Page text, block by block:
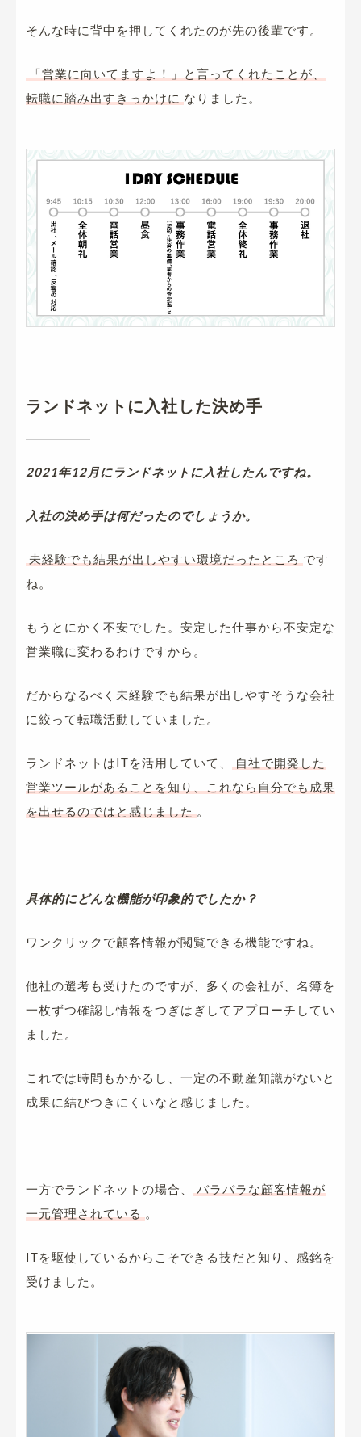
そんな時に背中を押してくれたのが先の後輩です。
「営業に向いてますよ！」と言ってくれたことが、
転職に踏み出すきっかけに なりました。
ランドネットに入社した決め手
2021年12月にランドネットに入社したんですね。
入社の決め手は何だったのでしょうか。
未経験でも結果が出しやすい環境だったところ です
ね。
もうとにかく不安でした。安定した仕事から不安定な
営業職に変わるわけですから。
だからなるべく未経験でも結果が出しやすそうな会社
に絞って転職活動していました。
ランドネットはITを活用していて、
自社で開発した
営業ツールがあることを知り、これなら自分でも成果
を出せるのではと感じました 。
具体的にどんな機能が印象的でしたか？
ワンクリックで顧客情報が閲覧できる機能ですね。
他社の選考も受けたのですが、多くの会社が、名簿を
一枚ずつ確認し情報をつぎはぎしてアプローチしてい
ました。
これでは時間もかかるし、一定の不動産知識がないと
成果に結びつきにくいなと感じました。
一方でランドネットの場合、
バラバラな顧客情報が
一元管理されている 。
ITを駆使しているからこそできる技だと知り、感銘を
受けました。